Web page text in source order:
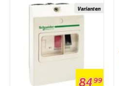
Varianten
8499